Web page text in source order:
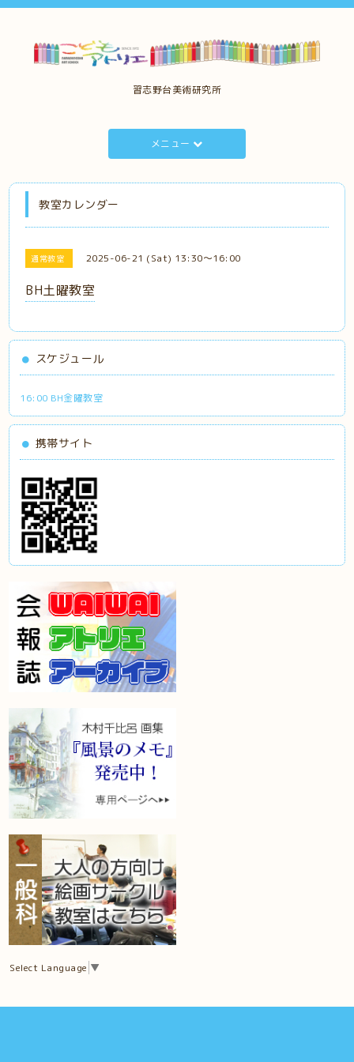
習志野台美術研究所
メニュー
教室カレンダー
通常教室 2025-06-21 (Sat) 13:30～16:00
BH土曜教室
スケジュール
16:00 BH金曜教室
携帯サイト
Select Language ▼